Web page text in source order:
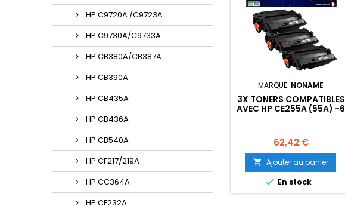
HP C9720A /C9723A
HP C9730A/C9733A
HP CB380A/CB387A
HP CB390A
HP CB435A
HP CB436A
HP CB540A
HP CF217/219A
HP CC364A
HP CF232A
MARQUE: NONAME
3X TONERS COMPATIBLES
AVEC HP CE255A (55A) -6
Prix
62,42 €
 Ajouter au panier
 En stock